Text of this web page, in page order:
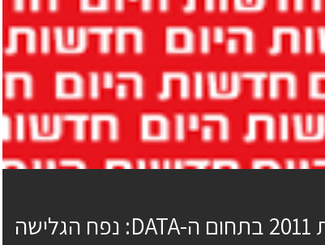
פלאפון מסכמת את שנת 2011 בתחום ה-DATA: נפח הגלישה